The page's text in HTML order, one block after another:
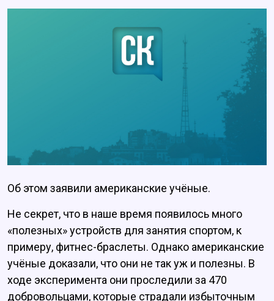
Об этом заявили американские учёные.
Не секрет, что в наше время появилось много
«полезных» устройств для занятия спортом, к
примеру, фитнес-браслеты. Однако американские
учёные доказали, что они не так уж и полезны. В
ходе эксперимента они проследили за 470
добровольцами, которые страдали избыточным